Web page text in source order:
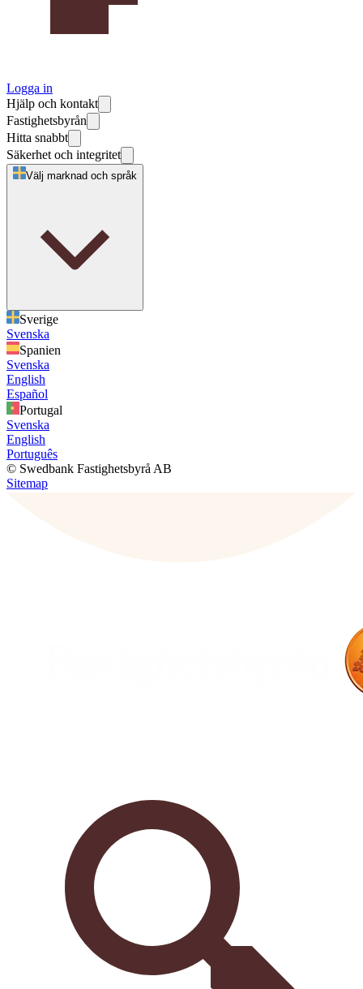
Logga in
Hjälp och kontakt
Fastighetsbyrån
Hitta snabbt
Säkerhet och integritet
Välj marknad och språk
Sverige
Svenska
Spanien
Svenska
English
Español
Portugal
Svenska
English
Português
© Swedbank Fastighetsbyrå AB
Sitemap